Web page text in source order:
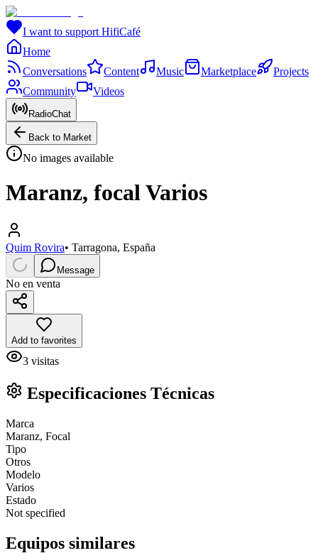
I want to support HifiCafé
Home
Conversations
Content Music Marketplace
Projects
Community
Videos
RadioChat
Back to Market
No images available
Maranz, focal Varios
Quim Rovira• Tarragona, España
Message
No en venta
Add to favorites
3 visitas
Especificaciones Técnicas
Marca
Maranz, Focal
Tipo
Otros
Modelo
Varios
Estado
Not specified
Equipos similares